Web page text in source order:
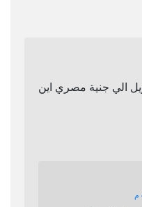
تحويل الي جنية مصري اين